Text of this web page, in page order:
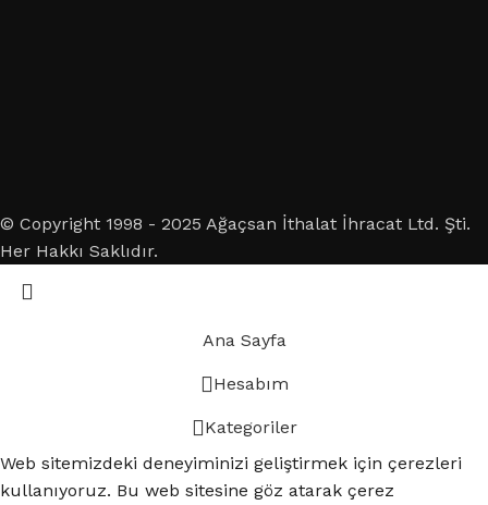
© Copyright 1998 - 2025 Ağaçsan İthalat İhracat Ltd. Şti.
Her Hakkı Saklıdır.
Ana Sayfa
Hesabım
Kategoriler
Web sitemizdeki deneyiminizi geliştirmek için çerezleri
kullanıyoruz. Bu web sitesine göz atarak çerez